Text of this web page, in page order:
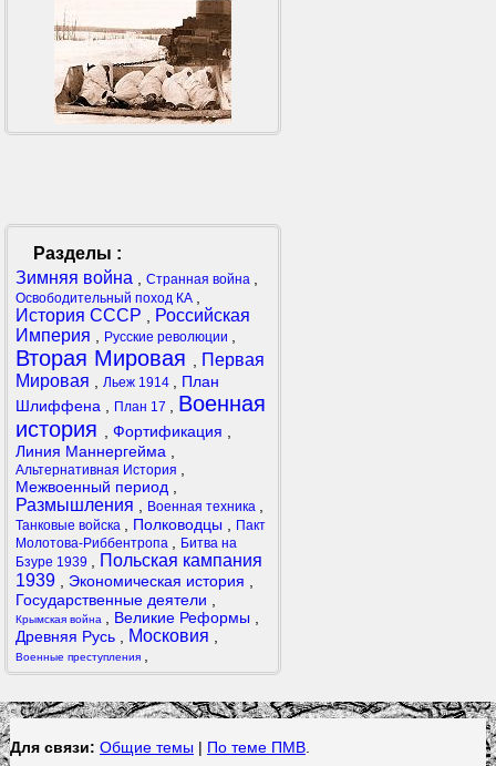
Разделы :
Зимняя война
Странная война
Освободительный поход КА
История СССР
Российская
Империя
Русские революции
Вторая Мировая
Первая
Мировая
Льеж 1914
План
Шлиффена
План 17
Военная
история
Фортификация
Линия Маннергейма
Альтернативная История
Межвоенный период
Размышления Военная техника
Танковые войска Полководцы
Пакт
Молотова-Риббентропа
Битва на
Бзуре 1939
Польская кампания
1939
Экономическая история
Государственные деятели
Крымская война Великие Реформы
Древняя Русь
Московия
Военные преступления
Для связи: Общие темы | По теме ПМВ.